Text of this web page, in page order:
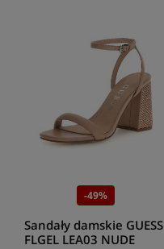
-49%
Sandały damskie GUESS
FLGEL LEA03 NUDE